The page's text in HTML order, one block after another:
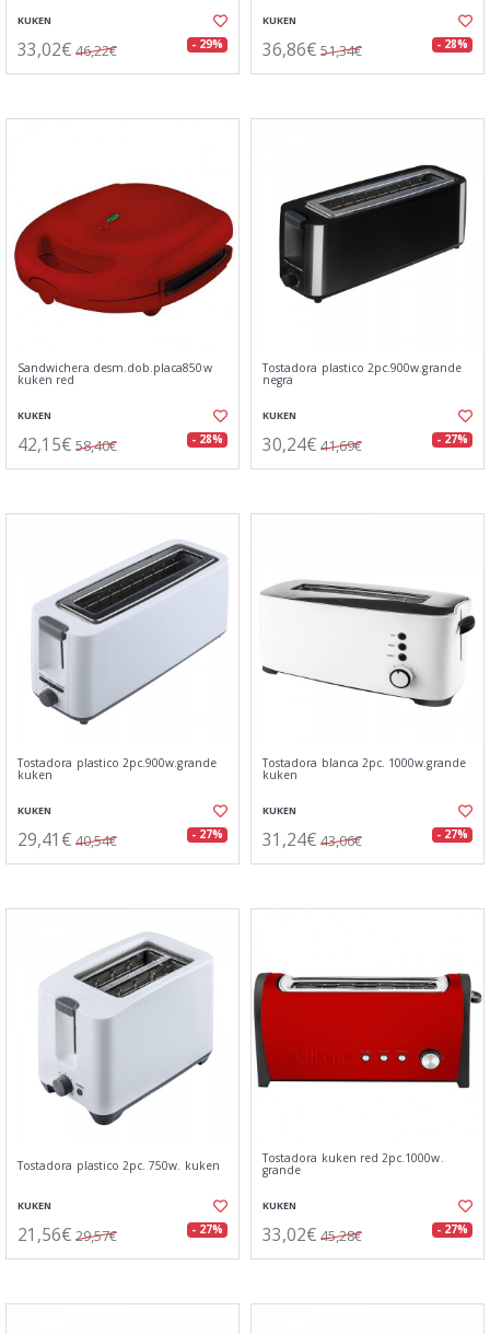
KUKEN
33,02€ 46,22€ - 29%
KUKEN
36,86€ 51,34€ - 28%
Sandwichera desm.dob.placa850w
kuken red
KUKEN
42,15€ 58,40€ - 28%
Tostadora plastico 2pc.900w.grande
negra
KUKEN
30,24€ 41,69€ - 27%
Tostadora plastico 2pc.900w.grande
kuken
KUKEN
29,41€ 40,54€ - 27%
Tostadora blanca 2pc. 1000w.grande
kuken
KUKEN
31,24€ 43,06€ - 27%
Tostadora plastico 2pc. 750w. kuken
KUKEN
21,56€ 29,57€ - 27%
Tostadora kuken red 2pc.1000w.
grande
KUKEN
33,02€ 45,28€ - 27%